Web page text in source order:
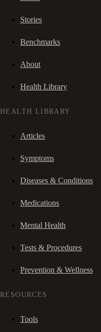
Stories
Benchmarks
About
Health Library
HEALTH LIBRARY
Articles
Symptoms
Diseases & Conditions
Medications
Mental Health
Tests & Procedures
Prevention & Wellness
RESOURCES
Tools